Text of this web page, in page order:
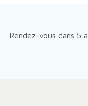
Rendez-vous dans 5